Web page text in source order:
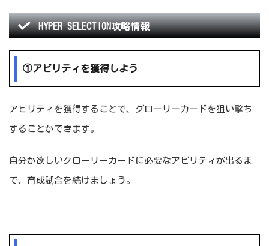
HYPER SELECTION攻略情報
①アビリティを獲得しよう
アビリティを獲得することで、グローリーカードを狙い撃ち
することができます。
自分が欲しいグローリーカードに必要なアビリティが出るま
で、育成試合を続けましょう。